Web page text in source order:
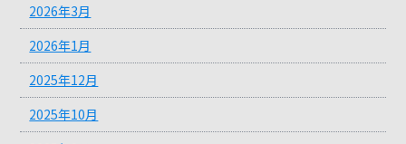
2026年3月
2026年1月
2025年12月
2025年10月